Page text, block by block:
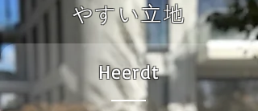
やすい立地
Heerdt